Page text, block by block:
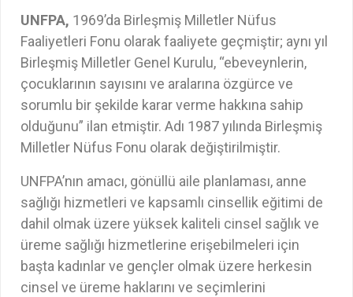
UNFPA, 1969’da Birleşmiş Milletler Nüfus
Faaliyetleri Fonu olarak faaliyete geçmiştir; aynı yıl
Birleşmiş Milletler Genel Kurulu, “ebeveynlerin,
çocuklarının sayısını ve aralarına özgürce ve
sorumlu bir şekilde karar verme hakkına sahip
olduğunu” ilan etmiştir. Adı 1987 yılında Birleşmiş
Milletler Nüfus Fonu olarak değiştirilmiştir.
UNFPA’nın amacı, gönüllü aile planlaması, anne
sağlığı hizmetleri ve kapsamlı cinsellik eğitimi de
dahil olmak üzere yüksek kaliteli cinsel sağlık ve
üreme sağlığı hizmetlerine erişebilmeleri için
başta kadınlar ve gençler olmak üzere herkesin
cinsel ve üreme haklarını ve seçimlerini